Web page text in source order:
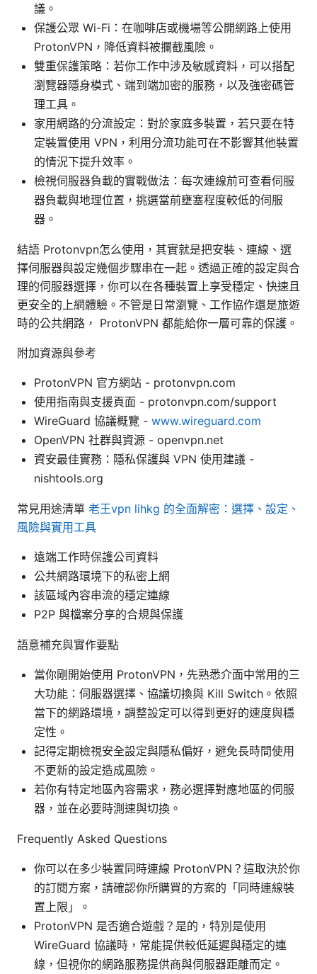
議。
保護公眾 Wi-Fi：在咖啡店或機場等公開網路上使用
ProtonVPN，降低資料被攔截風險。
雙重保護策略：若你工作中涉及敏感資料，可以搭配
瀏覽器隱身模式、端到端加密的服務，以及強密碼管
理工具。
家用網路的分流設定：對於家庭多裝置，若只要在特
定裝置使用 VPN，利用分流功能可在不影響其他裝置
的情況下提升效率。
檢視伺服器負載的實戰做法：每次連線前可查看伺服
器負載與地理位置，挑選當前壅塞程度較低的伺服
器。
結語 Protonvpn怎么使用，其實就是把安裝、連線、選
擇伺服器與設定幾個步驟串在一起。透過正確的設定與合
理的伺服器選擇，你可以在各種裝置上享受穩定、快速且
更安全的上網體驗。不管是日常瀏覽、工作協作還是旅遊
時的公共網路， ProtonVPN 都能給你一層可靠的保護。
附加資源與參考
ProtonVPN 官方網站 - protonvpn.com
使用指南與支援頁面 - protonvpn.com/support
WireGuard 協議概覽 - www.wireguard.com
OpenVPN 社群與資源 - openvpn.net
資安最佳實務：隱私保護與 VPN 使用建議 -
nishtools.org
常見用途清單 老王vpn lihkg 的全面解密：選擇、設定、
風險與實用工具
遠端工作時保護公司資料
公共網路環境下的私密上網
該區域內容串流的穩定連線
P2P 與檔案分享的合規與保護
語意補充與實作要點
當你剛開始使用 ProtonVPN，先熟悉介面中常用的三
大功能：伺服器選擇、協議切換與 Kill Switch。依照
當下的網路環境，調整設定可以得到更好的速度與穩
定性。
記得定期檢視安全設定與隱私偏好，避免長時間使用
不更新的設定造成風險。
若你有特定地區內容需求，務必選擇對應地區的伺服
器，並在必要時測速與切換。
Frequently Asked Questions
你可以在多少裝置同時連線 ProtonVPN？這取決於你
的訂閱方案，請確認你所購買的方案的「同時連線裝
置上限」。
ProtonVPN 是否適合遊戲？是的，特別是使用
WireGuard 協議時，常能提供較低延遲與穩定的連
線，但視你的網路服務提供商與伺服器距離而定。